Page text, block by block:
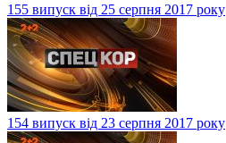
155 випуск від 25 серпня 2017 року
154 випуск від 23 серпня 2017 року